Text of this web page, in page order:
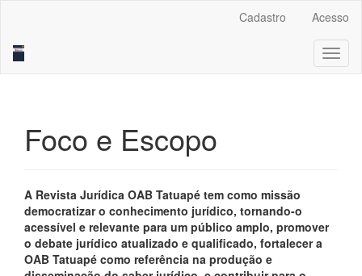
Barra
Cadastro Acesso
Foco e Escopo
A Revista Jurídica OAB Tatuapé tem como missão
democratizar o conhecimento jurídico, tornando-o
acessível e relevante para um público amplo, promover
o debate jurídico atualizado e qualificado, fortalecer a
OAB Tatuapé como referência na produção e